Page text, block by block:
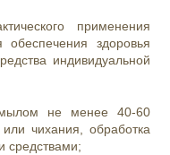
применения
обеспечения здоровья
индивидуальной
не менее 40-60
чихания, обработка
средствами;